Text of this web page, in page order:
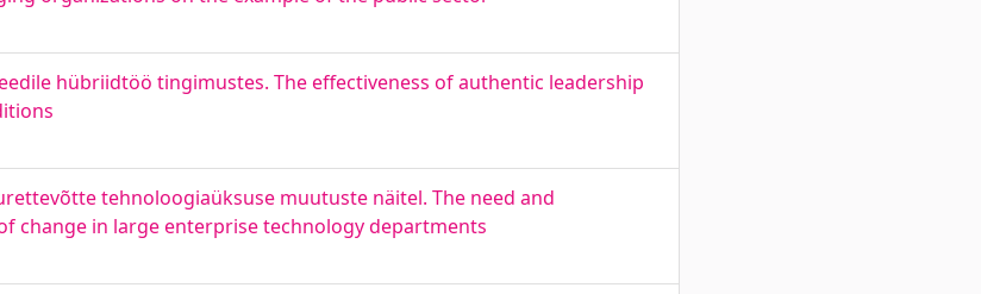
hübriidtöö tingimustes. The effectiveness of authentic leadership
tehnoloogiaüksuse muutuste näitel. The need and
change in large enterprise technology departments